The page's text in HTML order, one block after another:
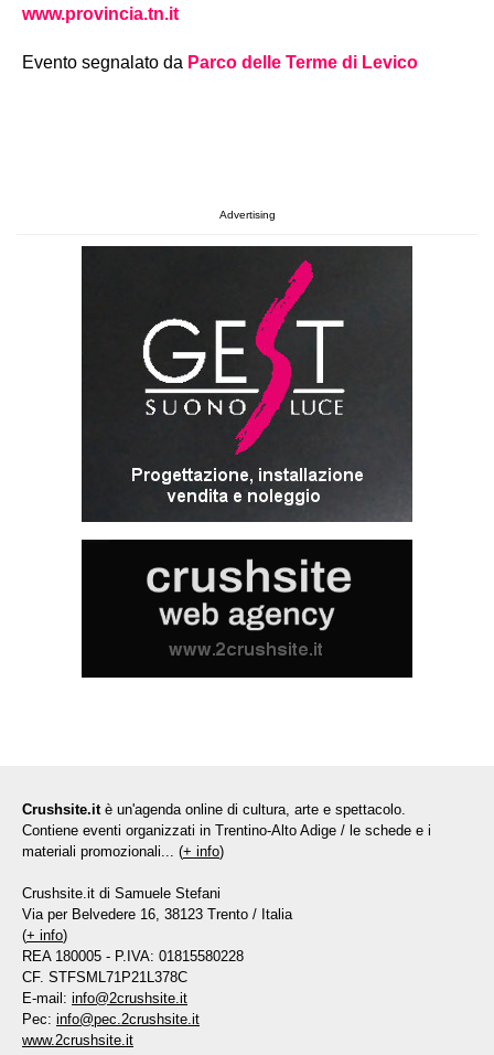
www.provincia.tn.it
Evento segnalato da Parco delle Terme di Levico
Advertising
Crushsite.it è un'agenda online di cultura, arte e spettacolo.
Contiene eventi organizzati in Trentino-Alto Adige / le schede e i
materiali promozionali... (+ info)
Crushsite.it di Samuele Stefani
Via per Belvedere 16, 38123 Trento / Italia
(+ info)
REA 180005 - P.IVA: 01815580228
CF. STFSML71P21L378C
E-mail: info@2crushsite.it
Pec: info@pec.2crushsite.it
www.2crushsite.it